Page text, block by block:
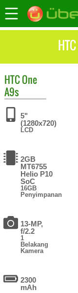
HTCOne
A9s
5"
(1280x720)
LCD
2GB
MT6755
Helio P10
SoC
16GB
Penyimpanan
13-MP,
f/2.2
1
Belakang
Kamera
2300
mAh